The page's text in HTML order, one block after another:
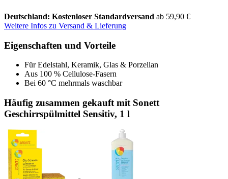
Deutschland: Kostenloser Standardversand ab 59,90 €
Weitere Infos zu Versand & Lieferung
Eigenschaften und Vorteile
Für Edelstahl, Keramik, Glas & Porzellan
Aus 100 % Cellulose-Fasern
Bei 60 °C mehrmals waschbar
Häufig zusammen gekauft mit Sonett
Geschirrspülmittel Sensitiv, 1 l